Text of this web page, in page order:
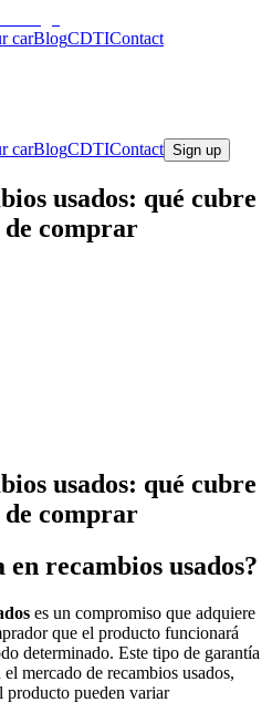
carBlogCDTIContact
carBlogCDTIContact Sign up
usados: qué cubre
de comprar
usados: qué cubre
de comprar
recambios usados?
es un compromiso que adquiere
que el producto funcionará
determinado. Este tipo de garantía
mercado de recambios usados,
producto pueden variar